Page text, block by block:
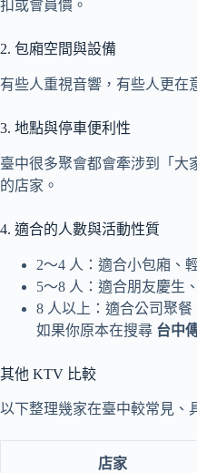
扣或會員價。
2. 包廂空間與設備
有些人重視音響，有些人更在
3. 地點與停車便利性
臺中很多聚會都會牽涉到「大
的店家。
4. 適合的人數與活動性質
2～4 人：適合小包廂、
5～8 人：適合朋友慶生
8 人以上：適合公司聚
如果你原本在搜尋 台中
其他 KTV 比較
以下整理幾家在臺中較常見、
店家